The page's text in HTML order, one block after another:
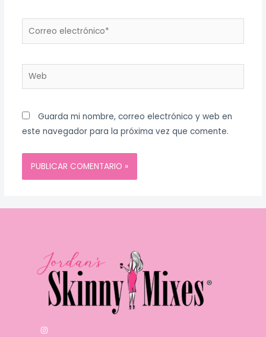
Correo
Web
Guarda mi nombre, correo electrónico y web en
este navegador para la próxima vez que comente.